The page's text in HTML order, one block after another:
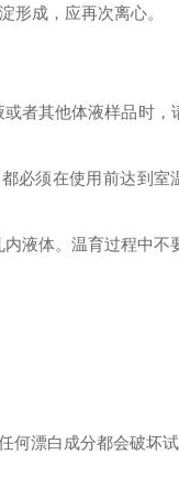
形成，应再次离心。
者其他体液样品时
必须在使用前达到
液体。温育过程中不
漂白成分都会破坏